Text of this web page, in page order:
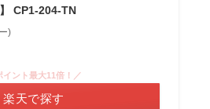
CP1-204-TN
)
イント最大11倍！／
楽天で探す